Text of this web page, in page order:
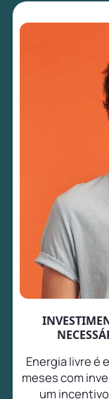
Energia livre é
meses com
um